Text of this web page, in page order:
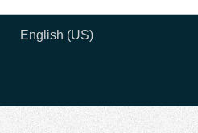
English (US)